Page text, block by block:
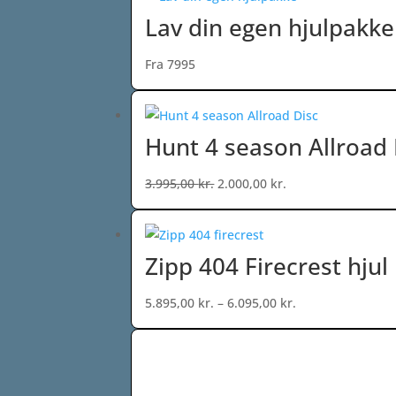
Lav din egen hjulpakke
Fra 7995
Hunt 4 season Allroad
3.995,00kr. Den
oprindelige
pris
3.995,00 kr..
2.000,00 kr.
aktuelle
2.000,00 kr..
Zipp 404 Firecrest hjul
5.895,00 kr. – 6.095,00 kr.
5.895,00 kr.